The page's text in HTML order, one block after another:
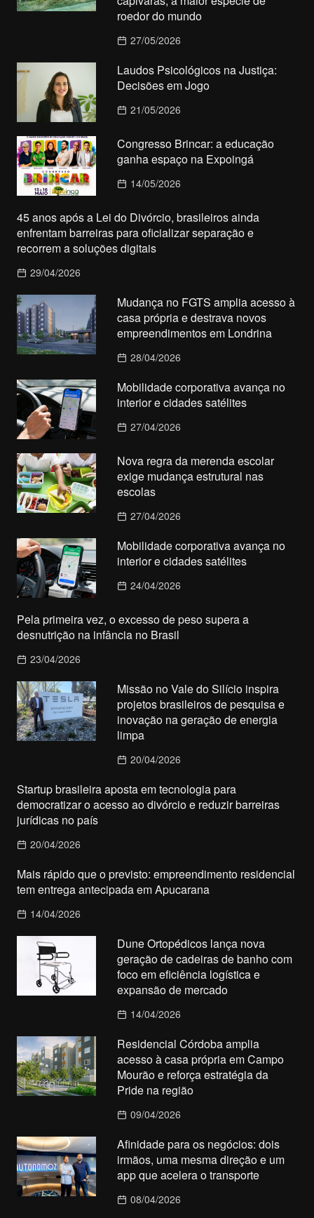
roedor do mundo
27/05/2026
Laudos Psicológicos na Justiça:
Decisões em Jogo
21/05/2026
Congresso Brincar: a educação
ganha espaço na Expoingá
14/05/2026
45 anos após a Lei do Divórcio, brasileiros ainda
enfrentam barreiras para oficializar separação e
recorrem a soluções digitais
29/04/2026
Mudança no FGTS amplia acesso à
casa própria e destrava novos
empreendimentos em Londrina
28/04/2026
Mobilidade corporativa avança no
interior e cidades satélites
27/04/2026
Nova regra da merenda escolar
exige mudança estrutural nas
escolas
27/04/2026
Mobilidade corporativa avança no
interior e cidades satélites
24/04/2026
Pela primeira vez, o excesso de peso supera a
desnutrição na infância no Brasil
23/04/2026
Missão no Vale do Silício inspira
projetos brasileiros de pesquisa e
inovação na geração de energia
limpa
20/04/2026
Startup brasileira aposta em tecnologia para
democratizar o acesso ao divórcio e reduzir barreiras
jurídicas no país
20/04/2026
Mais rápido que o previsto: empreendimento residencial
tem entrega antecipada em Apucarana
14/04/2026
Dune Ortopédicos lança nova
geração de cadeiras de banho com
foco em eficiência logística e
expansão de mercado
14/04/2026
Residencial Córdoba amplia
acesso à casa própria em Campo
Mourão e reforça estratégia da
Pride na região
09/04/2026
Afinidade para os negócios: dois
irmãos, uma mesma direção e um
app que acelera o transporte
08/04/2026